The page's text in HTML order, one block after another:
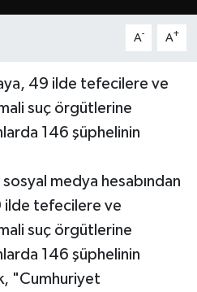
A- A+
49 ilde tefecilere ve
suç örgütlerine
146 şüphelinin
sosyal medya hesabından
ilde tefecilere ve
suç örgütlerine
146 şüphelinin
"Cumhuriyet